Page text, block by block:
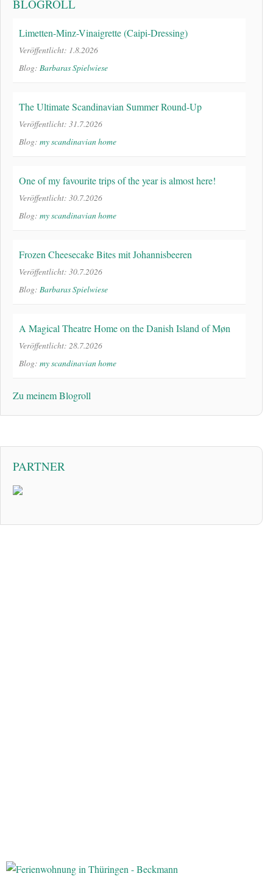
BLOGROLL
Limetten-Minz-Vinaigrette (Caipi-Dressing)
Veröffentlicht: 1.8.2026
Blog: Barbaras Spielwiese
The Ultimate Scandinavian Summer Round-Up
Veröffentlicht: 31.7.2026
Blog: my scandinavian home
One of my favourite trips of the year is almost here!
Veröffentlicht: 30.7.2026
Blog: my scandinavian home
Frozen Cheesecake Bites mit Johannisbeeren
Veröffentlicht: 30.7.2026
Blog: Barbaras Spielwiese
A Magical Theatre Home on the Danish Island of Møn
Veröffentlicht: 28.7.2026
Blog: my scandinavian home
Zu meinem Blogroll
PARTNER